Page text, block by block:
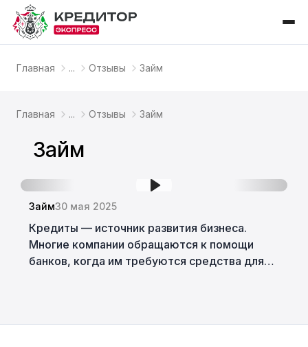
Главная ... Отзывы Займ
Главная ... Отзывы Займ
Займ
Займ30 мая 2025
Кредиты — источник развития бизнеса.
Многие компании обращаются к помощи
банков, когда им требуются средства для
бизнеса. Многие компании обращаются к